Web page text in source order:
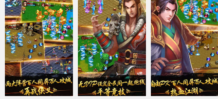
177款手游
0款手游
0款手游
休闲益智
0款手游
放置手游
99款手游
模拟经营
122款手游
MMO手游
18款手游
三国手游
0款手游
魔幻手游
0款手游